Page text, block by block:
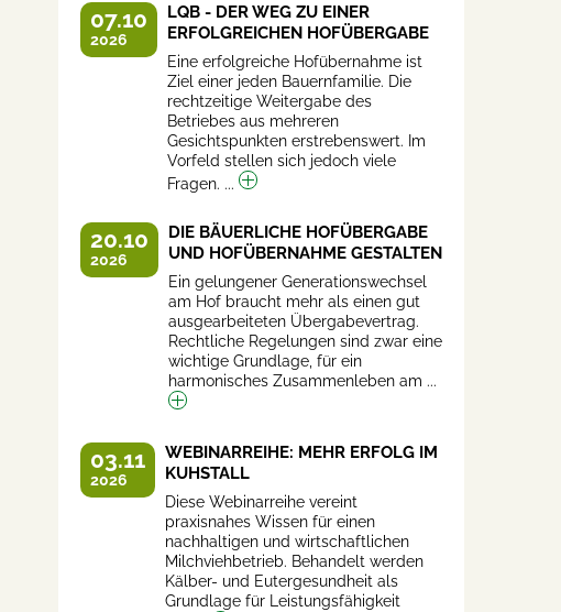
07.10
2026
LQB - DER WEG ZU EINER
ERFOLGREICHEN HOFÜBERGABE
Eine erfolgreiche Hofübernahme ist
Ziel einer jeden Bauernfamilie. Die
rechtzeitige Weitergabe des
Betriebes aus mehreren
Gesichtspunkten erstrebenswert. Im
Vorfeld stellen sich jedoch viele
Fragen. ...
20.10
2026
DIE BÄUERLICHE HOFÜBERGABE
UND HOFÜBERNAHME GESTALTEN
Ein gelungener Generationswechsel
am Hof braucht mehr als einen gut
ausgearbeiteten Übergabevertrag.
Rechtliche Regelungen sind zwar eine
wichtige Grundlage, für ein
harmonisches Zusammenleben am ...
03.11
2026
WEBINARREIHE: MEHR ERFOLG IM
KUHSTALL
Diese Webinarreihe vereint
praxisnahes Wissen für einen
nachhaltigen und wirtschaftlichen
Milchviehbetrieb. Behandelt werden
Kälber- und Eutergesundheit als
Grundlage für Leistungsfähigkeit